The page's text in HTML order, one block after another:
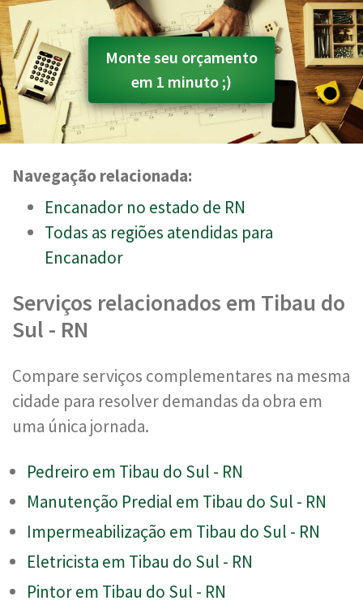
Monte seu orçamento
em 1 minuto ;)
Navegação relacionada:
Encanador no estado de RN
Todas as regiões atendidas para
Encanador
Serviços relacionados em Tibau do
Sul - RN
Compare serviços complementares na mesma
cidade para resolver demandas da obra em
uma única jornada.
Pedreiro em Tibau do Sul - RN
Manutenção Predial em Tibau do Sul - RN
Impermeabilização em Tibau do Sul - RN
Eletricista em Tibau do Sul - RN
Pintor em Tibau do Sul - RN